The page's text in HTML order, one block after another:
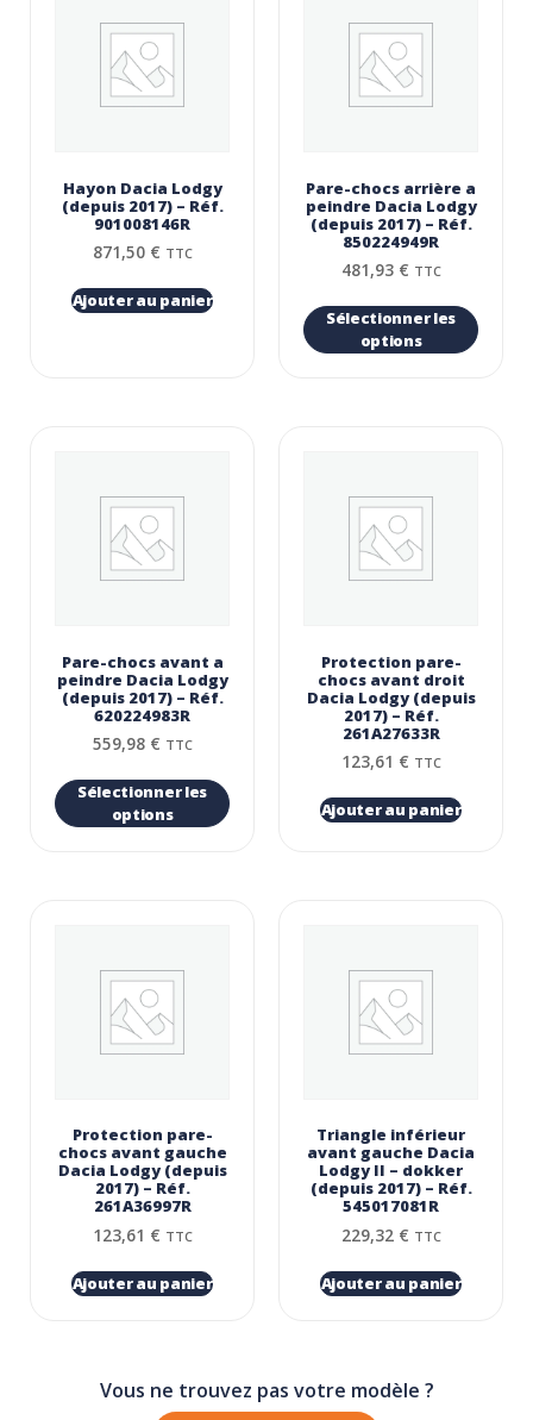
Hayon Dacia Lodgy
(depuis 2017) – Réf.
901008146R
871,50 € TTC
Ajouter au panier
Pare-chocs arrière a
peindre Dacia Lodgy
(depuis 2017) – Réf.
850224949R
481,93 € TTC
Sélectionner les
options
Pare-chocs avant a
peindre Dacia Lodgy
(depuis 2017) – Réf.
620224983R
559,98 € TTC
Sélectionner les
options
Protection pare-
chocs avant droit
Dacia Lodgy (depuis
2017) – Réf.
261A27633R
123,61 € TTC
Ajouter au panier
Protection pare-
chocs avant gauche
Dacia Lodgy (depuis
2017) – Réf.
261A36997R
123,61 € TTC
Ajouter au panier
Triangle inférieur
avant gauche Dacia
Lodgy II – dokker
(depuis 2017) – Réf.
545017081R
229,32 € TTC
Ajouter au panier
Vous ne trouvez pas votre modèle ?